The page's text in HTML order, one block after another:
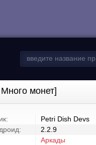
монет]
Petri Dish Devs
2.2.9
Аркады